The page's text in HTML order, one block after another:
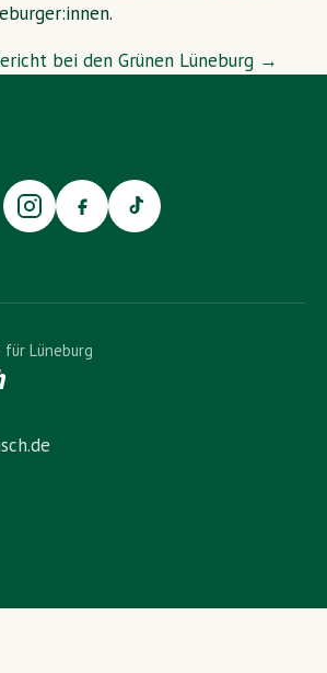
bei den Grünen Lüneburg →
Lüneburg